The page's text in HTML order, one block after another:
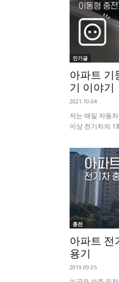
인기글
아파트 기
기 이야기
2021.10.04
저는 매일 자동
이상 전기차의 1
충전
아파트 ​전
용기
2019.09.05